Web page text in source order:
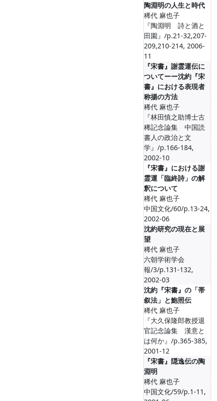
陶淵明の人生と時代
稀代 麻也子
『陶淵明 詩と酒と
田園』/p.21-32,207-
209,210-214, 2006-
11
『宋書』謝霊運伝に
ついてーー沈約『宋
書』における表現者
称揚の方法
稀代 麻也子
『林田慎之助博士古
稀記念論集 中国読
書人の政治と文
学』/p.166-184,
2002-10
『宋書』における謝
霊運「臨終詩」の解
釈について
稀代 麻也子
中国文化/60/p.13-24,
2002-06
沈約研究の現在と展
望
稀代 麻也子
六朝学術学会
報/3/p.131-132,
2002-03
沈約『宋書』の「帯
叙法」と鮑照伝
稀代 麻也子
『大久保隆郎教授退
官記念論集 漢意と
は何か』/p.365-385,
2001-12
『宋書』隠逸伝の陶
淵明
稀代 麻也子
中国文化/59/p.1-11,